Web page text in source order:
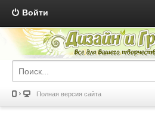
Войти
Полная версия сайта